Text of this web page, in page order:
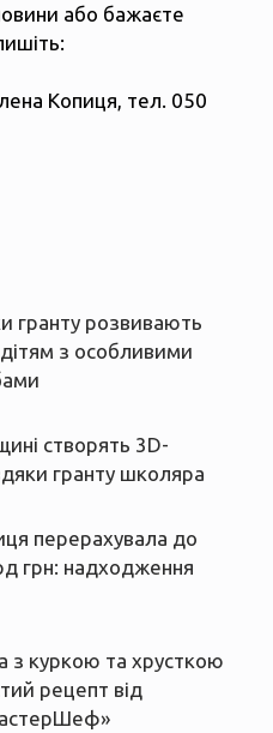
або бажаєте
Копиця, тел. 050
гранту розвивають
з особливими
створять 3D-
гранту школяра
перерахувала до
грн: надходження
куркою та хрусткою
рецепт від